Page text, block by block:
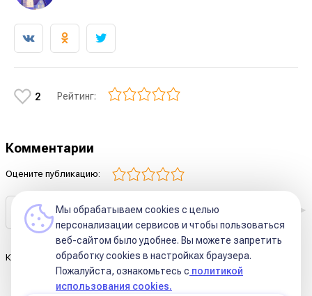
2 Рейтинг:
Комментарии
Оцените публикацию:
Комментариев к этой статье ещё нет.
Мы обрабатываем cookies с целью
персонализации сервисов и чтобы пользоваться
веб-сайтом было удобнее. Вы можете запретить
обработку сookies в настройках браузера.
Пожалуйста, ознакомьтесь с политикой
использования cookies.